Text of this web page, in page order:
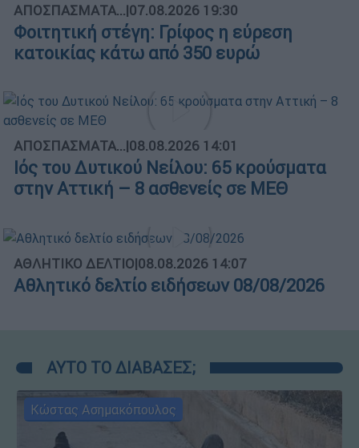
ΑΠΟΣΠΑΣΜΑΤΑ...|07.08.2026 19:30
Φοιτητική στέγη: Γρίφος η εύρεση
κατοικίας κάτω από 350 ευρώ
ΑΠΟΣΠΑΣΜΑΤΑ...|08.08.2026 14:01
Ιός του Δυτικού Νείλου: 65 κρούσματα
στην Αττική – 8 ασθενείς σε ΜΕΘ
ΑΘΛΗΤΙΚΟ ΔΕΛΤΙΟ|08.08.2026 14:07
Αθλητικό δελτίο ειδήσεων 08/08/2026
ΑΥΤΟ ΤΟ ΔΙΑΒΑΣΕΣ;
Κώστας Ασημακόπουλος